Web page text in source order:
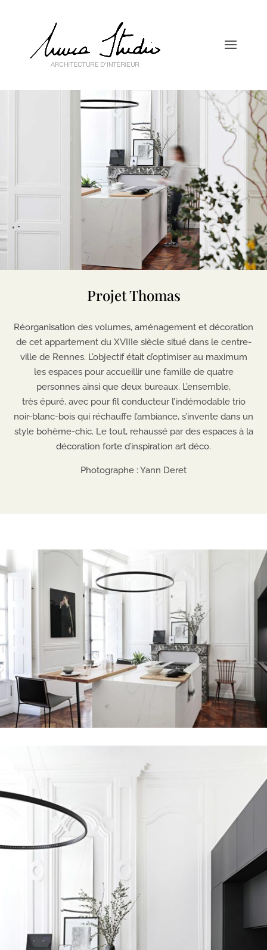
Projet Thomas
Réorganisation des volumes, aménagement et décoration
de cet appartement du XVIIIe siècle situé dans le centre-
ville de Rennes. L’objectif était d’optimiser au maximum
les espaces pour accueillir une famille de quatre
personnes ainsi que deux bureaux. L’ensemble,
très épuré, avec pour fil conducteur l’indémodable trio
noir-blanc-bois qui réchauffe l’ambiance, s’invente dans un
style bohème-chic. Le tout, rehaussé par des espaces à la
décoration forte d’inspiration art déco.
Photographe : Yann Deret